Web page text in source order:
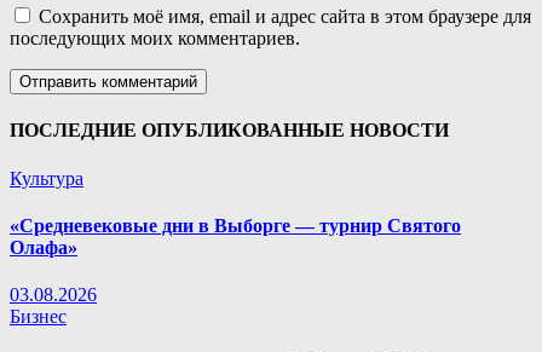
Сохранить моё имя, email и адрес сайта в этом браузере для
последующих моих комментариев.
ПОСЛЕДНИЕ ОПУБЛИКОВАННЫЕ НОВОСТИ
Культура
«Средневековые дни в Выборге — турнир Святого
Олафа»
03.08.2026
Бизнес